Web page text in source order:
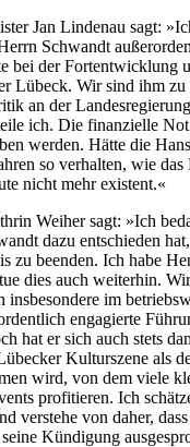
Jan Lindenau sagt:
Schwandt
bei der Fortentwicklung
Lübeck. Wir sind ihm
an der
ich. Die finanzielle
werden. Hätte die
so verhalten, wie
nicht mehr existent.«
Weiher sagt: »Ich
dazu entschieden
zu beenden. Ich habe
dies auch weiterhin.
insbesondere im
engagierte
hat er sich auch stets
Kulturszene als
wird, von dem viele
profitieren. Ich
verstehe von daher,
Kündigung